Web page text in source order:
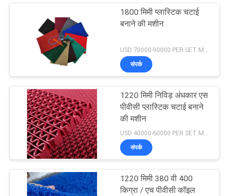
नियंत्रण
हमसे
संपर्क
समाचार
मामले
प्लास्टिक प्रोफाइल बनाने
की मशीन
प्लास्टिक दाना बनाने की
मशीन
9
1800 मिमी प्लास्टिक चटाई
बनाने की मशीन
USD 70000-90000 PER SET MOQ:एक सेट
संपर्क
1220 मिमी निविड़ अंधकार एस
पीवीसी प्लास्टिक चटाई बनाने
की मशीन
संपर्क
1220 मिमी 380 वी 400
किग्रा / एच पीवीसी कॉइल